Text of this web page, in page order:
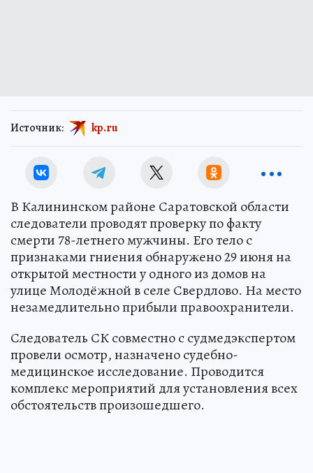
Источник: kp.ru
В Калининском районе Саратовской области
следователи проводят проверку по факту
смерти 78-летнего мужчины. Его тело с
признаками гниения обнаружено 29 июня на
открытой местности у одного из домов на
улице Молодёжной в селе Свердлово. На место
незамедлительно прибыли правоохранители.
Следователь СК совместно с судмедэкспертом
провели осмотр, назначено судебно-
медицинское исследование. Проводится
комплекс мероприятий для установления всех
обстоятельств произошедшего.